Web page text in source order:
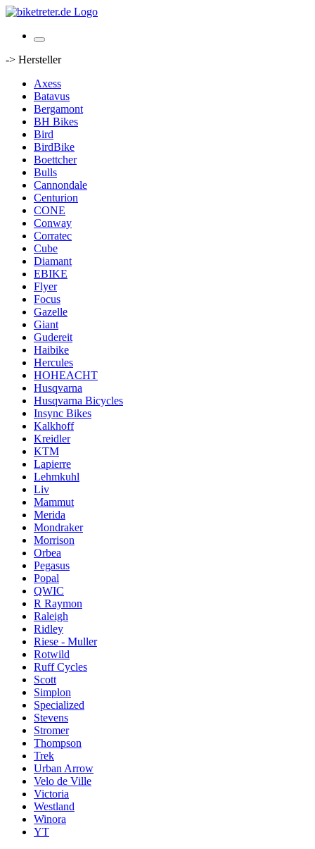
-> Hersteller
Axess
Batavus
Bergamont
BH Bikes
Bird
BirdBike
Boettcher
Bulls
Cannondale
Centurion
CONE
Conway
Corratec
Cube
Diamant
EBIKE
Flyer
Focus
Gazelle
Giant
Gudereit
Haibike
Hercules
HOHEACHT
Husqvarna
Husqvarna Bicycles
Insync Bikes
Kalkhoff
Kreidler
KTM
Lapierre
Lehmkuhl
Liv
Mammut
Merida
Mondraker
Morrison
Orbea
Pegasus
Popal
QWIC
R Raymon
Raleigh
Ridley
Riese - Muller
Rotwild
Ruff Cycles
Scott
Simplon
Specialized
Stevens
Stromer
Thompson
Trek
Urban Arrow
Velo de Ville
Victoria
Westland
Winora
YT